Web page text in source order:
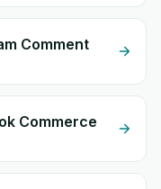
Comment
Commerce